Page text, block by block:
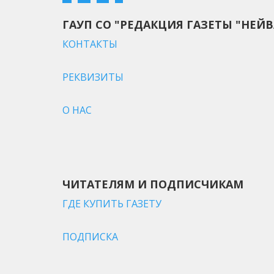
ГАУП СО "РЕДАКЦИЯ ГАЗЕТЫ
КОНТАКТЫ
РЕКВИЗИТЫ
О НАС
ЧИТАТЕЛЯМ И ПОДПИСЧИКАМ
ГДЕ КУПИТЬ ГАЗЕТУ
ПОДПИСКА